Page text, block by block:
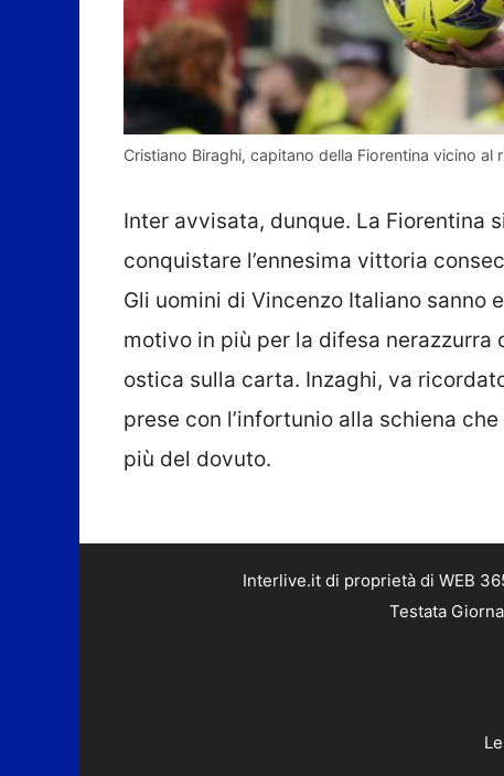
Cristiano Biraghi, capitano della Fiorentina vicino al
Inter avvisata, dunque. La Fiorentina
conquistare l’ennesima vittoria
Gli uomini di Vincenzo Italiano sanno
motivo in più per la difesa
ostica sulla carta. Inzaghi, va
prese con l’infortunio alla schiena
più del dovuto.
Interlive.it di proprietà di WEB
Testata